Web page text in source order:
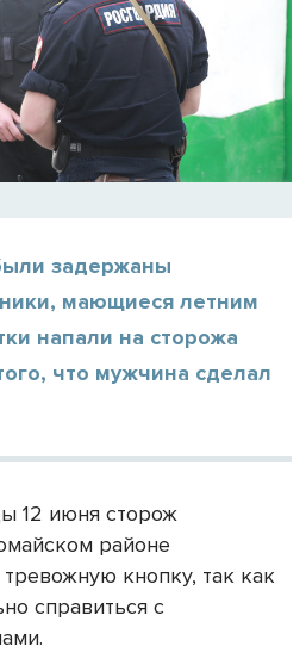
задержаны
мающиеся летним
напали на сторожа
что мужчина сделал
12 июня сторож
районе
кнопку, так как
справиться с